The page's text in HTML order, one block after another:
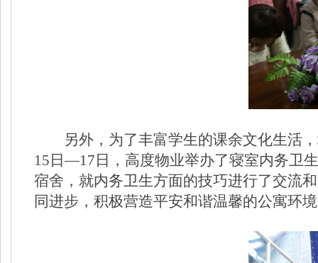
另外，为了丰富学生的课余文化生活
15 日—17 日，高度物业举办了寝室内务卫
宿舍，就内务卫生方面的技巧进行了交流
同进步，积极营造平安和谐温馨的公寓环